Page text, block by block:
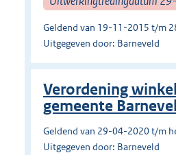
Geldend van 19-11-2015 t/m
Uitgegeven door: Barneveld
Verordening
gemeente
Geldend van 29-04-2020 t/m
Uitgegeven door: Barneveld